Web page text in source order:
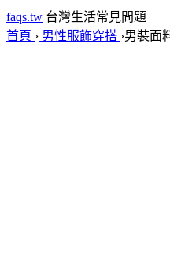
faqs.tw 台灣生活常見問題
首頁 › 男性服飾穿搭 ›男裝面